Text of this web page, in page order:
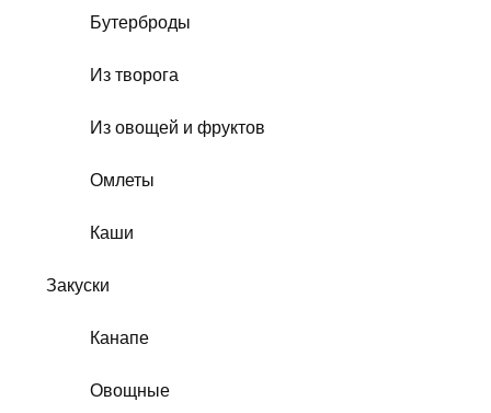
Бутерброды
Из творога
Из овощей и фруктов
Омлеты
Каши
Закуски
Канапе
Овощные